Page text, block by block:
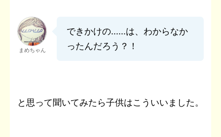
まめちゃん
できかけの......は、わからなか
ったんだろう？！
と思って聞いてみたら子供はこういいました。